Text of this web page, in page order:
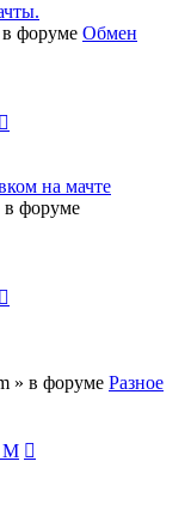
в форуме Обмен
на мачте
в форуме
» в форуме Разное